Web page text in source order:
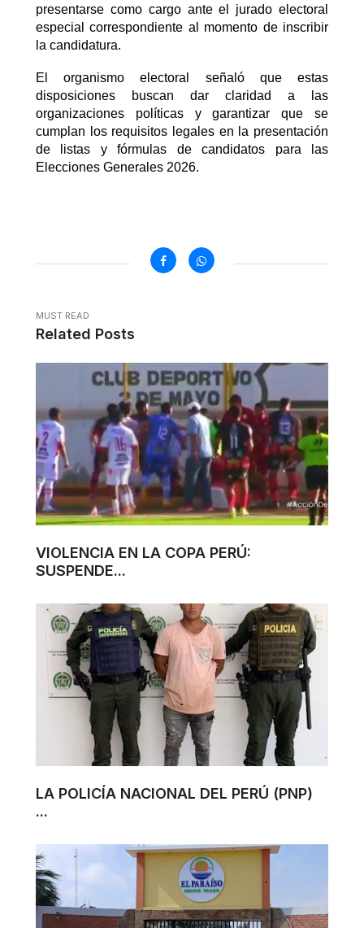
presentarse como cargo ante el jurado electoral
especial
correspondiente al momento de inscribir
la candidatura.
El organismo electoral señaló que estas
disposiciones buscan dar claridad a las
organizaciones políticas y garantizar que se
cumplan los requisitos legales en la presentación
de listas y fórmulas de candidatos para las
Elecciones Generales 2026.
MUST READ
Related Posts
VIOLENCIA EN LA COPA PERÚ:
SUSPENDE...
LA POLICÍA NACIONAL DEL PERÚ (PNP)
...